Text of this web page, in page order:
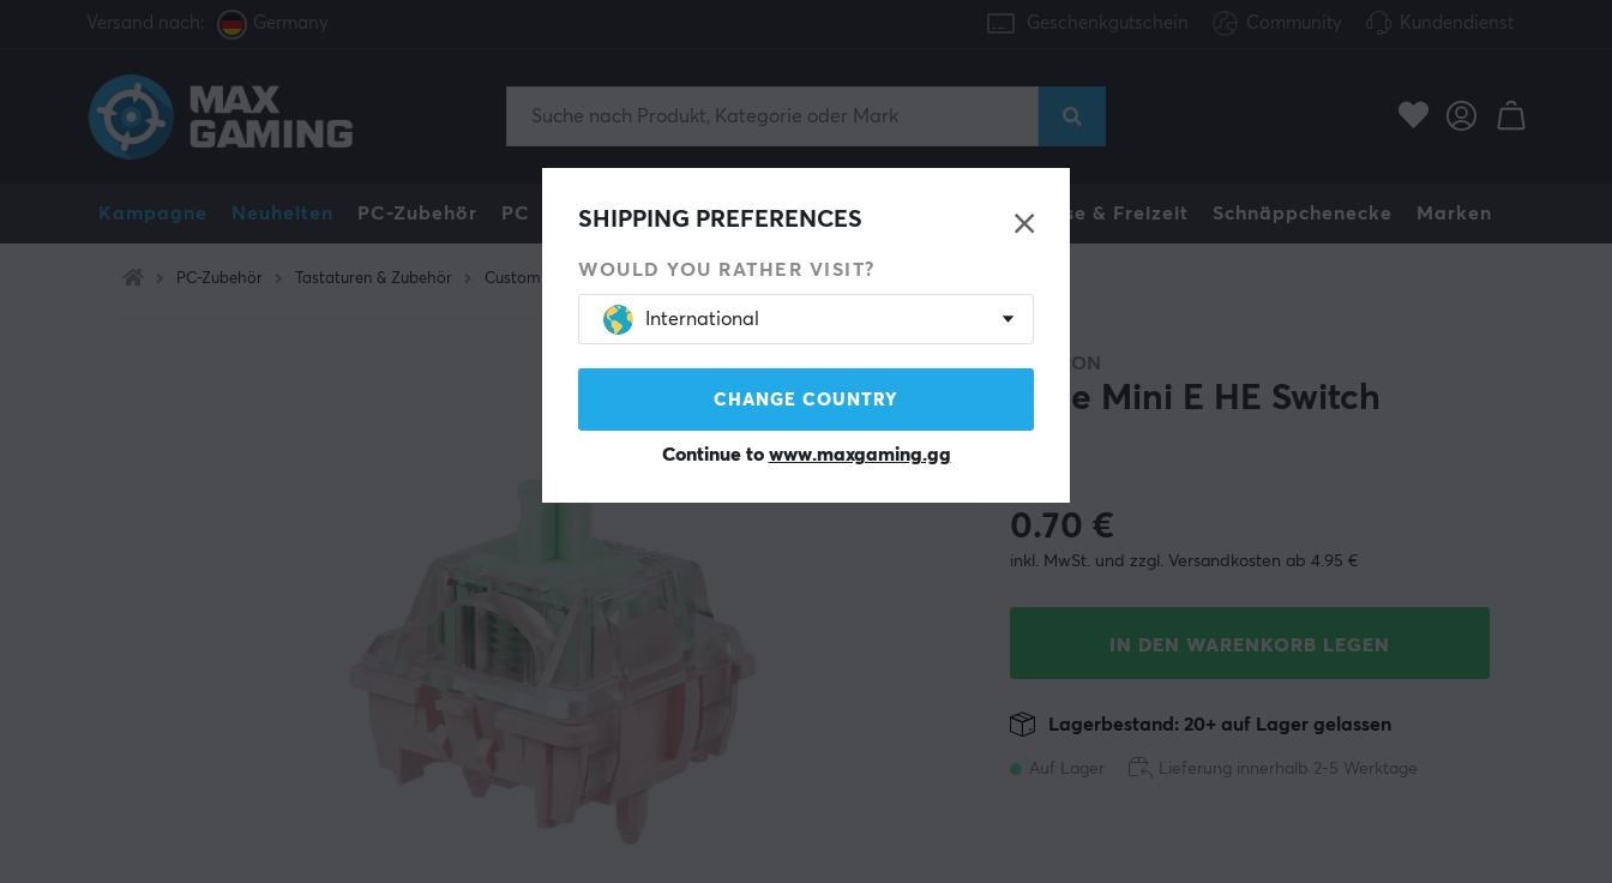
Versand nach: Germany Geschenkgutschein Community Kundendienst
Kampagne Neuheiten PC-Zubehör PC Konsole Gaming-Stühle Handyzubehör Zuhause & Freizeit Schnäppchenecke Marken
SHIPPING PREFERENCES
WOULD YOU RATHER VISIT?
International
CHANGE COUNTRY
Continue to www.maxgaming.gg
PC-Zubehör Tastaturen & Zubehör Custom keyboard Switches
GATERON
Jade Mini E HE Switch
0.70 €
inkl. MwSt. und zzgl. Versandkosten ab 4.95 €
IN DEN WARENKORB LEGEN
Auf Lager
Lagerbestand: 20+ auf Lager gelassen
Lieferung innerhalb 2-5 Werktage